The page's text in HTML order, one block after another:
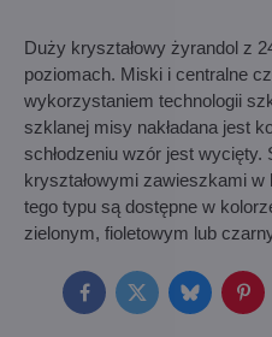
Duży kryształowy żyrandol z
poziomach. Miski i centralne
wykorzystaniem technologii
szklanej misy nakładana jest
schłodzeniu wzór jest
kryształowymi zawieszkami w
tego typu są dostępne w
zielonym, fioletowym lub
FacebookTwitterBluesky